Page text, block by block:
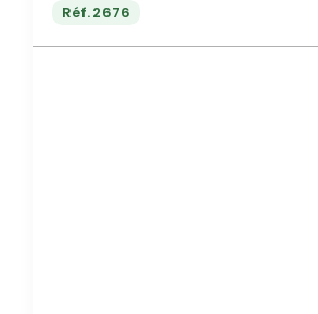
Réf.2676